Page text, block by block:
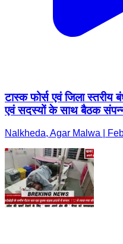
टास्क फोर्स एवं जिला स्तरीय
एवं सदस्यों के साथ बैठक
Nalkheda, Agar Malwa |